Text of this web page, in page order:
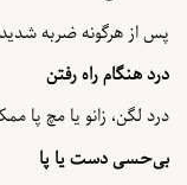
پس از هرگونه ضربه
درد هنگام راه رفتن
درد لگن، زانو یا مچ پا
بی‌حسی دست یا پا